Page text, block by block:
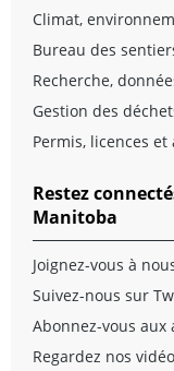
Climat,
Bureau des
Recherche,
Gestion des
Permis, licences
Restez
Manitoba
Joignez-vous à
Suivez-nous sur
Abonnez-vous aux
Regardez nos